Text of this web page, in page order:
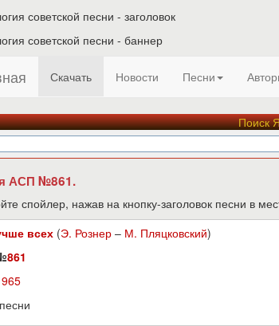
Скачать Новости Песни
Поиск
АСП №861.
спойлер, нажав на кнопку-заголовок песни в
всех (Э. Рознер – М. Пляцковский)
861